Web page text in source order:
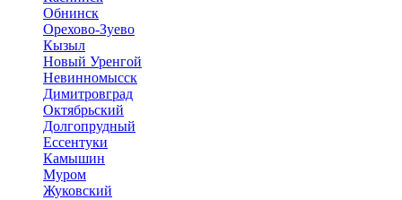
Обнинск
Орехово-Зуево
Кызыл
Новый Уренгой
Невинномысск
Димитровград
Октябрьский
Долгопрудный
Ессентуки
Камышин
Муром
Жуковский